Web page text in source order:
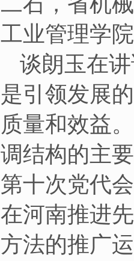
工业管理学
谈朗玉在
是引领发展
质量和效益
调结构的主
第十次党代
在河南推进
方法的推广